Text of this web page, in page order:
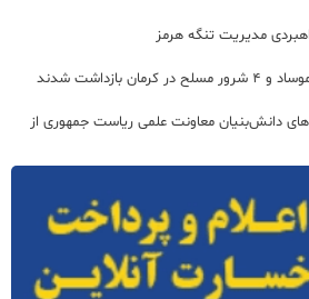
مدیریت تنگه هرمز
دانش‌بنیان معاونت علمی ریاست جمهوری از